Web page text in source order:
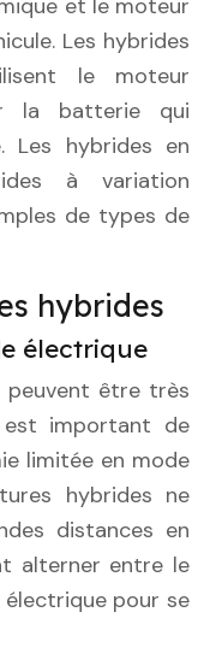
Les hybrides
le moteur
la batterie qui
Les hybrides en
à variation
de types de
hybrides
électrique
peuvent être très
est important de
limitée en mode
hybrides ne
distances en
alterner entre le
pour se